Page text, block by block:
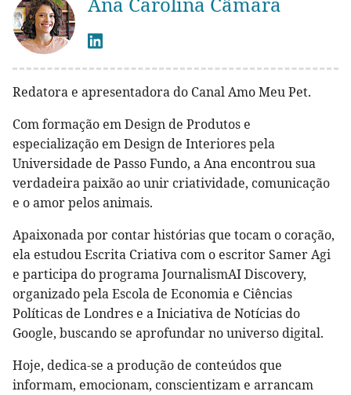
Redatora e apresentadora do Canal Amo Meu Pet.
Com formação em Design de Produtos e
especialização em Design de Interiores pela
Universidade de Passo Fundo, a Ana encontrou sua
verdadeira paixão ao unir criatividade, comunicação
e o amor pelos animais.
Apaixonada por contar histórias que tocam o coração,
ela estudou Escrita Criativa com o escritor Samer Agi
e participa do programa JournalismAI Discovery,
organizado pela Escola de Economia e Ciências
Políticas de Londres e a Iniciativa de Notícias do
Google, buscando se aprofundar no universo digital.
Hoje, dedica-se a produção de conteúdos que
informam, emocionam, conscientizam e arrancam